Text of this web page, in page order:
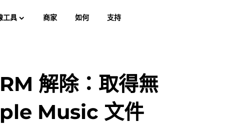
轉換器
轉档器
工具 商家 如何 支持
解除：取得無
Music 文件